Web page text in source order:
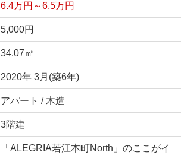
6.4万円～6.5万円
5,000円
34.07㎡
2020年 3月(築6年)
アパート / 木造
3階建
「ALEGRIA若江本町North」のここがイ